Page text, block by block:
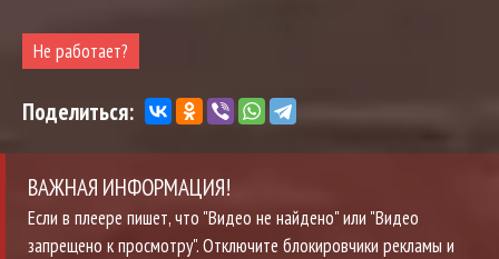
Не работает?
Поделиться:
ВАЖНАЯ ИНФОРМАЦИЯ!
Если в плеере пишет, что "Видео не найдено" или "Видео
запрещено к просмотру". Отключите блокировчики рекламы и